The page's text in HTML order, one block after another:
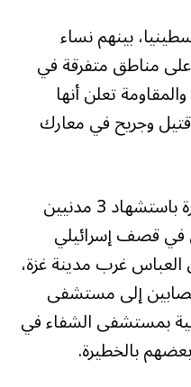
ما لا يقل عن 44 فلسطينيا، بينهم نساء
على مناطق متفرقة في
تعلن أنها
وجريح في معارك
فقد أفاد مراسل الجزيرة في غزة باستشهاد 3 مدنيين
وإصابة 9 آخرين في قصف إسرائيلي
غرب مدينة غزة،
إلى مستشفى
بمستشفى الشفاء في
بالخطيرة.